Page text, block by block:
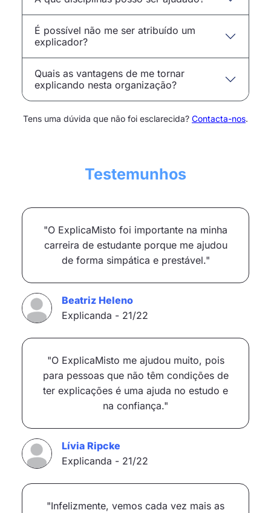
É possível não me ser atribuído um
explicador?
Quais as vantagens de me tornar
explicando nesta organização?
Tens uma dúvida que não foi esclarecida? Contacta-nos.
Testemunhos
"O ExplicaMisto foi importante na minha
carreira de estudante porque me ajudou
de forma simpática e prestável."
Beatriz Heleno
Explicanda - 21/22
"O ExplicaMisto me ajudou muito, pois
para pessoas que não têm condições de
ter explicações é uma ajuda no estudo e
na confiança."
Lívia Ripcke
Explicanda - 21/22
"Infelizmente, vemos cada vez mais as